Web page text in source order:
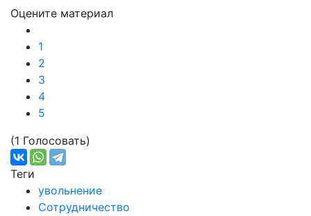
Оцените материал
1
2
3
4
5
(1 Голосовать)
Теги
увольнение
Сотрудничество